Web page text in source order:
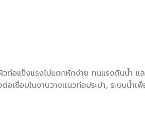
ท่อแข็งแรงไม่แตกหักง่าย ทนแรงดันน้ำ แ
เชื่อมในงานวางเเนวท่อประปา, ระบบน้ำเ